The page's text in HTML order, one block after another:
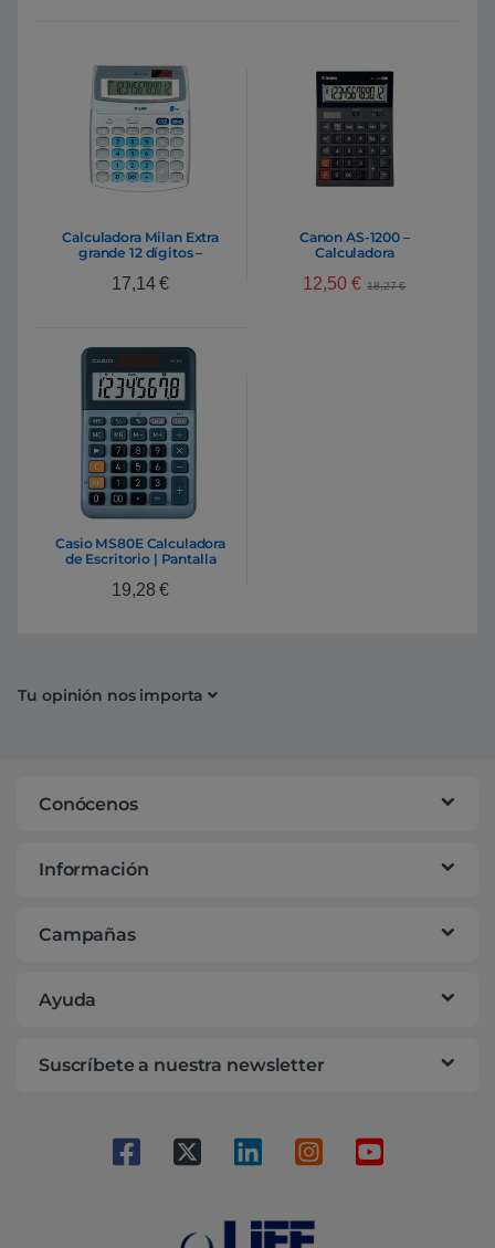
Calculadora Milan Extra
grande 12 dígitos –
17,14€
Canon AS-1200 –
Calculadora
12,50 € 18,27€
Casio MS80E Calculadora
de Escritorio | Pantalla
Pilas Color Azul
19,28€
Tu opinión nos importa
Conócenos
Información
Campañas
Ayuda
Suscríbete a nuestra newsletter